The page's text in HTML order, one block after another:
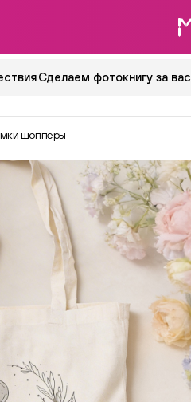
Сделаем фотокнигу за вас
шопперы